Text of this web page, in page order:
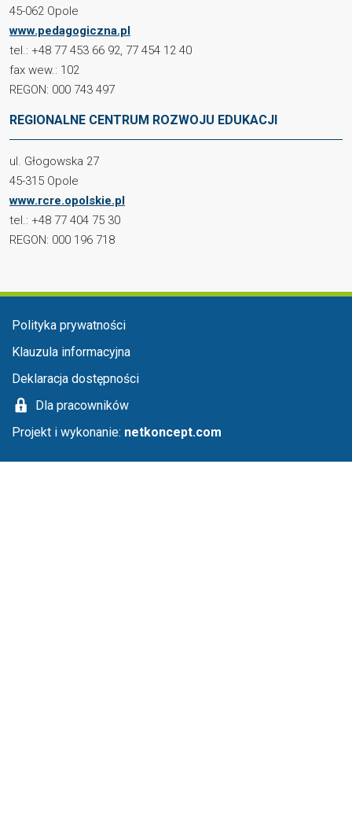
45-062 Opole
www.pedagogiczna.pl
tel.: +48 77 453 66 92, 77 454 12 40
fax wew.: 102
REGON: 000 743 497
REGIONALNE CENTRUM ROZWOJU EDUKACJI
ul. Głogowska 27
45-315 Opole
www.rcre.opolskie.pl
tel.: +48 77 404 75 30
REGON: 000 196 718
Menu stopka
Polityka prywatności
Klauzula informacyjna
Deklaracja dostępności
Dla pracowników
Projekt i wykonanie: netkoncept.com